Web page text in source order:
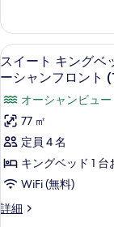
写
真
を
表
示
す
る
ロ
ン
ト
(Queen,
Kitchenette)
の
す
べ
て
ン
フ
ロ
ン
(Queen,
Kitchenette)
の
詳
細
ド
2
台
バ
ル
コ
ニ
ー
オ
ー
イ
ー
ン
ド
2
台
バ
ル
ニ
ー
オ
ス
イ
ー
ト
キ
ン
グ
ベ
9
スイート キングベ
ーシャンフロント
オーシャンビュー
77 ㎡
定員 4 名
キングベッド 1
WiFi (無料)
詳細
ス